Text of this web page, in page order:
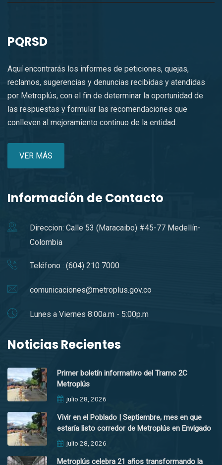
PQRSD
Aquí encontrarás los informes de peticiones, quejas,
reclamos, sugerencias y denuncias recibidas y atendidas
por Metroplús, con el fin de determinar la oportunidad de
las respuestas y formular las recomendaciones que
conlleven al mejoramiento continuo de la entidad.
VER MÁS
Información de Contacto
Direccion: Calle 53 (Maracaibo) #45-77 Medellín-
Colombia
Teléfono : (604) 210 7000
comunicaciones@metroplus.gov.co
Lunes a Viernes 8:00a.m - 5:00p.m
Noticias Recientes
Primer boletín informativo del Tramo 2C
Metroplús
julio 28, 2026
Vivir en el Poblado | Septiembre, mes en que
estaría listo corredor de Metroplús en Envigado
julio 28, 2026
Metroplús celebra 21 años transformando la